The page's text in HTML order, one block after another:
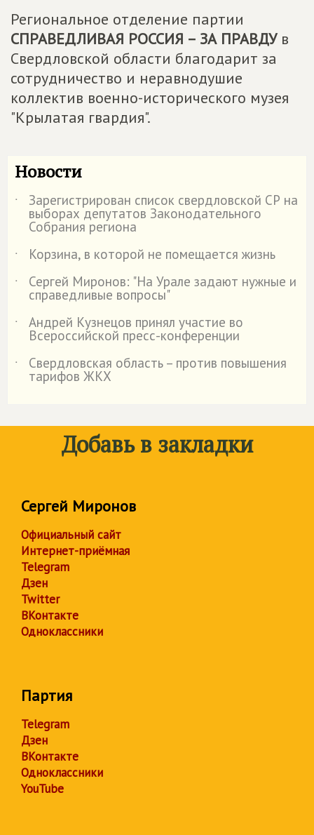
Региональное отделение партии
СПРАВЕДЛИВАЯ РОССИЯ – ЗА ПРАВДУв
Свердловской области благодарит за
сотрудничество и неравнодушие
коллектив военно-исторического музея
"Крылатая гвардия".
Новости
˙ Зарегистрирован список свердловской СР на
выборах депутатов Законодательного
Собрания региона
˙
Корзина, в которой не помещается жизнь
˙
Сергей Миронов: "На Урале задают нужные и
справедливые вопросы"
˙
Андрей Кузнецов принял участие во
Всероссийской пресс-конференции
˙
Свердловская область – против повышения
тарифов ЖКХ
Добавь в закладки
Сергей Миронов
Официальный сайт
Интернет-приёмная
Telegram
Дзен
Twitter
ВКонтакте
Одноклассники
Партия
Telegram
Дзен
ВКонтакте
Одноклассники
YouTube